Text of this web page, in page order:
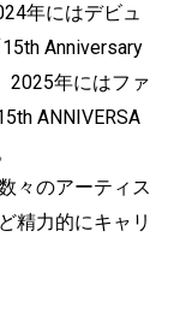
年にはデビュ
Anniversary
2025年にはファ
ANNIVERSA
々のアーティス
精力的にキャリ